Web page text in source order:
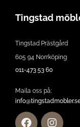
Tingstad
Tingstad Prästgård
605 94 Norrköping
011-473 53 60
Maila oss på: